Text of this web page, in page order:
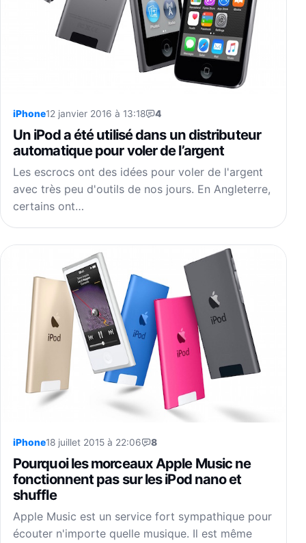
iPhone12 janvier 2016 à 13:18 4
Un iPod a été utilisé dans un distributeur
automatique pour voler de l’argent
Les escrocs ont des idées pour voler de l'argent
avec très peu d'outils de nos jours. En Angleterre,
certains ont…
iPhone18 juillet 2015 à 22:06 8
Pourquoi les morceaux Apple Music ne
fonctionnent pas sur les iPod nano et
shuffle
Apple Music est un service fort sympathique pour
écouter n'importe quelle musique. Il est même